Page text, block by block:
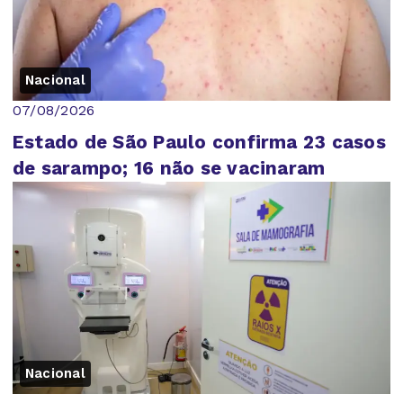
Nacional
07/08/2026
Estado de São Paulo confirma 23 casos
de sarampo; 16 não se vacinaram
Nacional